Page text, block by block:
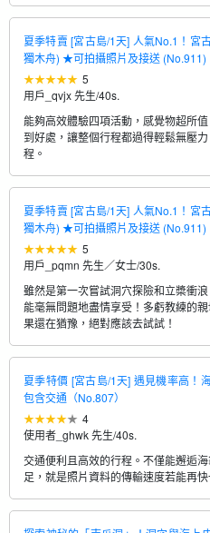
夏季特賣 [宮古島/1天] 人氣No.1！宮
獨木舟) ★可拍攝照片及接送 (No.911)
5
用戶_qvjx 先生/40s.
能夠高效體驗四項活動，感覺物超所
到好處，讓整個行程都過得輕鬆無壓
程。
夏季特賣 [宮古島/1天] 人氣No.1！宮
獨木舟) ★可拍攝照片及接送 (No.911)
5
用戶_pqmn 先生／女士/30s.
雖然是第一次嘗試洞穴探險和立槳衝
能毫無問題地盡情享受！多虧教練的
果還在猶豫，絕對應該去試試！
夏季特價 [宮古島/1天] 遇見機率高！
包含交通（No.807）
4
使用者_ghwk 先生/40s.
交通便利且高效的行程。不僅能邂逅
足，就是照片資料的傳輸速度若能再